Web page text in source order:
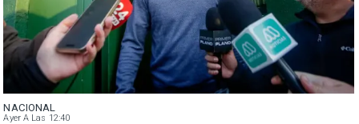
NACIONAL
Ayer A Las 12:40